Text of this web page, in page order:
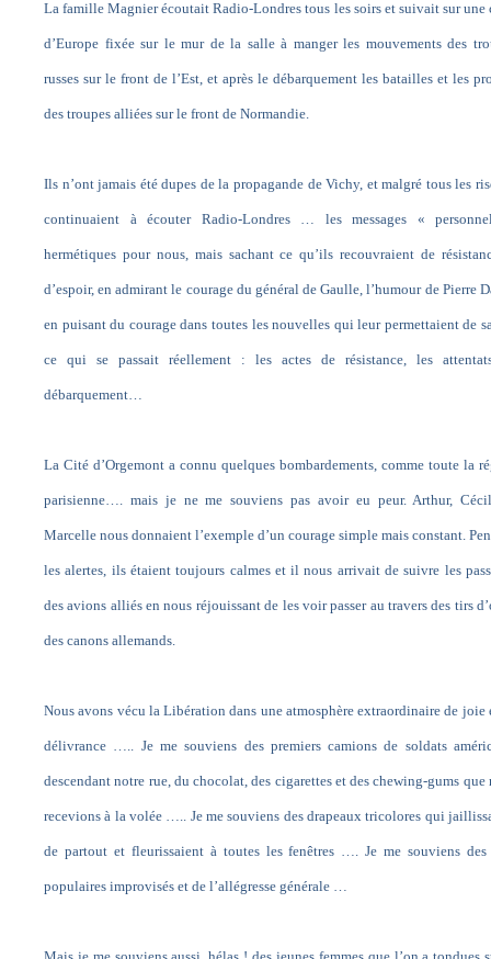
La famille Magnier écoutait Radio-Londres tous les soirs et suivait sur une
d’Europe fixée sur le mur de la salle à manger les mouvements des
russes sur le front de l’Est, et après le débarquement les batailles et les
des troupes alliées sur le front de Normandie.
Ils n’ont jamais été dupes de la propagande de Vichy, et malgré tous les
continuaient à écouter Radio-Londres … les messages «
hermétiques pour nous, mais sachant ce qu’ils recouvraient de
d’espoir, en admirant le courage du général de Gaulle, l’humour de Pierre
en puisant du courage dans toutes les nouvelles qui leur permettaient de
ce qui se passait réellement : les actes de résistance, les
débarquement…
La Cité d’Orgemont a connu quelques bombardements, comme toute la
parisienne…. mais je ne me souviens pas avoir eu peur. Arthur,
Marcelle nous donnaient l’exemple d’un courage simple mais constant.
les alertes, ils étaient toujours calmes et il nous arrivait de suivre les
des avions alliés en nous réjouissant de les voir passer au travers des tirs
des canons allemands.
Nous avons vécu la Libération dans une atmosphère extraordinaire de joie
délivrance ….. Je me souviens des premiers camions de soldats
descendant notre rue, du chocolat, des cigarettes et des chewing-gums que
recevions à la volée ….. Je me souviens des drapeaux tricolores qui
de partout et fleurissaient à toutes les fenêtres …. Je me souviens des
populaires improvisés et de l’allégresse générale …